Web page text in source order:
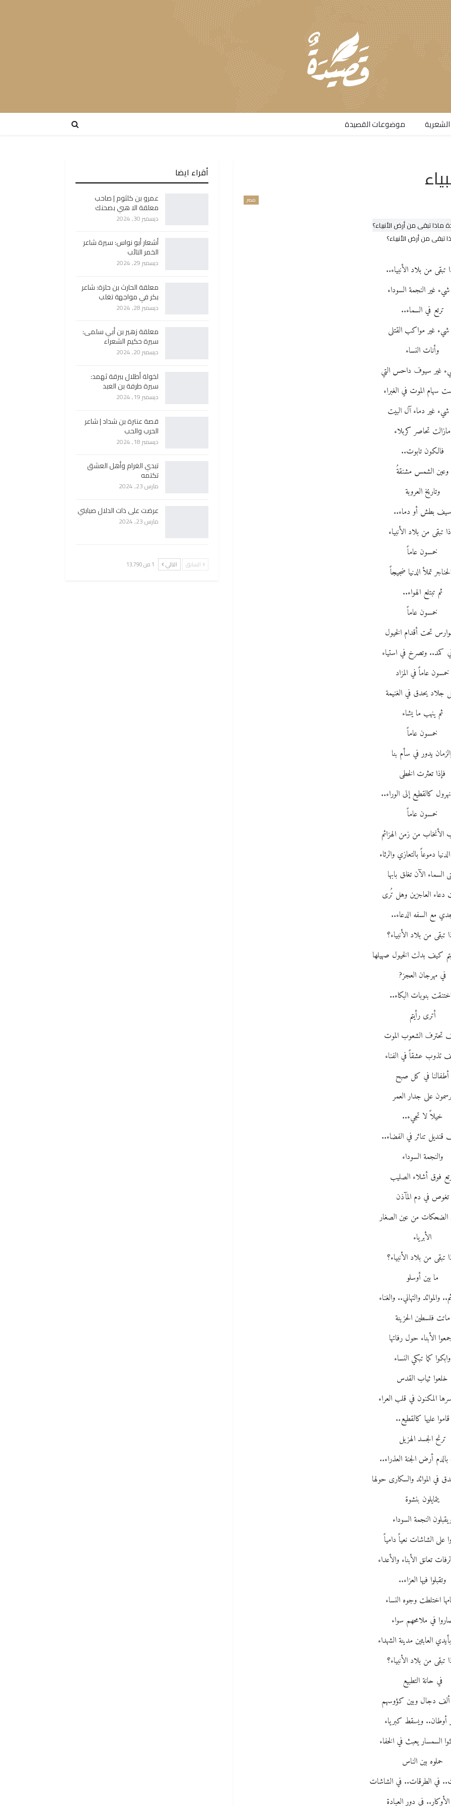
موضوعات القصيدة​
مصر
تبقى من أرض الأنبياء؟
تبقى من بلاد الأنبياء..
غير النجمة السوداء
ترتع في السماء..
غير مواكب القتلى
وأنات النساء
غير سيوف داحس التي
سهام الموت في الغبراء
غير دماء آل البيت
مازالت تحاصر كربلاء
فالكون تابوت..
وعين الشمس مشنقةُ
وتاريخ العروبة
سيف بطش أو دماء..
تبقى من بلاد الأنبياء
خمسون عاماً
تملأ الدنيا ضجيجاً
ثم تبتلع الهواء..
خمسون عاماً
تحت أقدام الخيول
كمد.. وتصرخ في استياء
خمسون عاماً في المزاد
جلاد يحدق في الغنيمة
ثم ينهب ما يشاء
خمسون عاماً
يدور في سأم بنا
فإذا تعثرت الخطى
كالقطيع إلى الوراء..
خمسون عاماً
الأنخاب من زمن الهزائم
دموعاً بالتعازي والرثاء
السماء الآن تغلق بابها
دعاء العاجزين وهل تُرى
مع السفه الدعاء..
تبقى من بلاد الأنبياء؟
كيف بدلت الخيول صهيلها
في مهرجان العجز?
بنوبات البكاء..
أترى رأيتم
تحترف الشعوب الموت
تذوب عشقاً في الفناء
أطفالنا في كل صبح
على جدار العمر
خيلاً لا تجيء..
تناثر في الفضاء..
والنجمة السوداء
فوق أشلاء الصليب
تغوص في دم المآذن
من عين الصغار
الأبرياء
تبقى من بلاد الأنبياء؟
ما بين أوسلو
والموائد والتهاني.. والغناء
ماتت فلسطين الحزينة
الأبناء حول رفاتها
وابكوا كما تبكي النساء
خلعوا ثياب القدس
المكنون في قلب العراء
قاموا عليها كالقطيع..
ترنح الجسد الهزيل
أرض الجنة العذراء..
في الموائد والسكارى حولها
يتمايلون بنشوة
النجمة السوداء
على الشاشات نعياً دامياً
تعانق الأبناء والأعداء
وتقبلوا فيها العزاء..
اختلطت وجوه النساء
في ملامحهم سواء
العابثين مدينة الشهداء
تبقى من بلاد الأنبياء؟
في حانة التطبيع
ألف دجال وبين كؤوسهم
أوطان.. ويسقط كبرياء
السمسار يعبث في الخفاء
حملوه بين الناس
في الطرقات.. في الشاشات
في دور العبادة
أقراء ايضا
عمرو بن كلثوم | صاحب
معلقة الا هبي بصحنك
ديسمبر 30, 2024
أشعار أبو نواس: سيرة شاعر
الخمر التائب
ديسمبر 29, 2024
معلقة الحارث بن حلزة: شاعر
بكر في مواجهة تغلب
ديسمبر 28, 2024
معلقة زهير بن أبي سلمى:
سيرة حكيم الشعراء
ديسمبر 20, 2024
لخولة أطلال ببرقة ثهمد:
سيرة طرفة بن العبد
ديسمبر 19, 2024
قصة عنترة بن شداد | شاعر
الحرب والحب
ديسمبر 18, 2024
تبدي الغرام وأهل العشق
تكتمه
مارس 23, 2024
عرضت على ذات الدلال صبابتي
مارس 23, 2024
السابق التالي 1 من 13٬790